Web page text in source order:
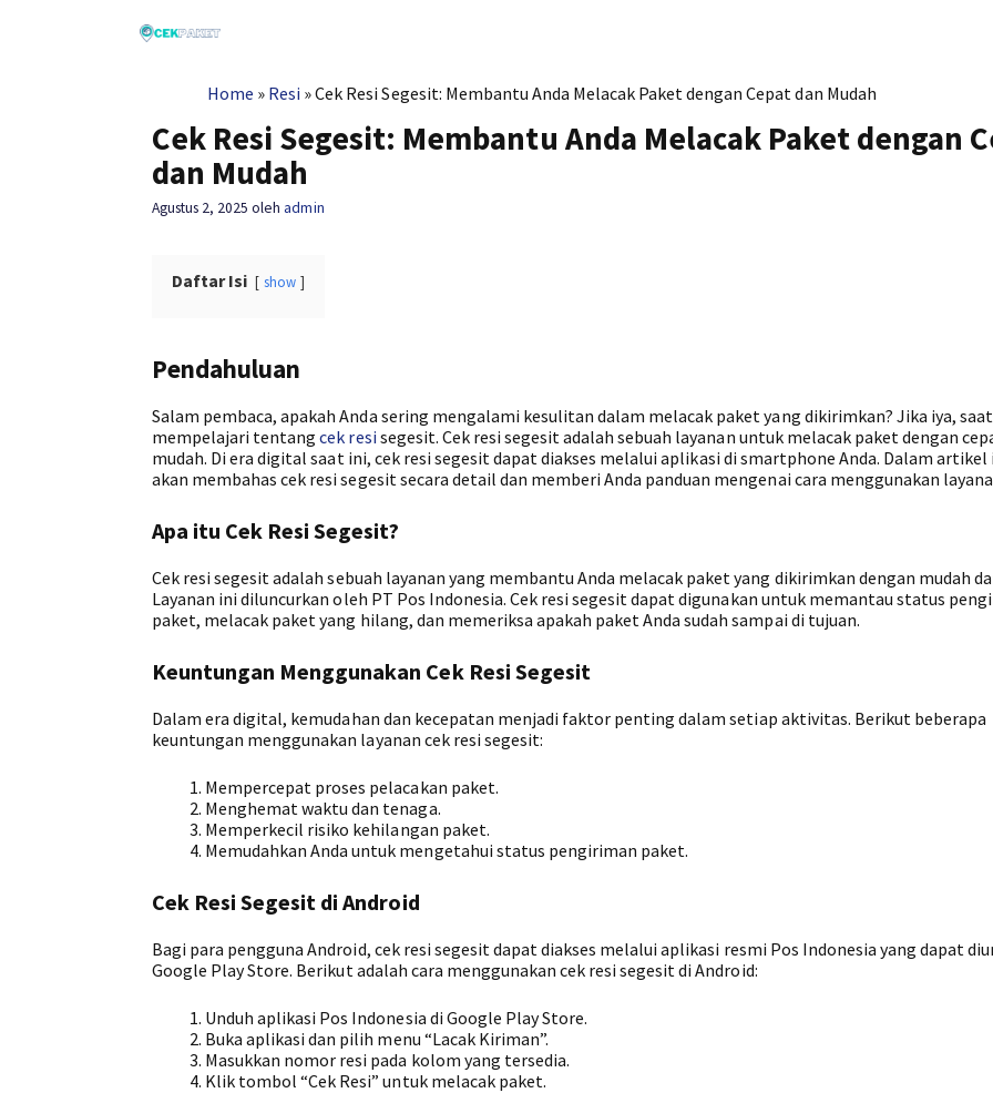
Home » Resi »Cek Resi Segesit: Membantu Anda Melacak Paket dengan Cepat dan Mudah
Cek Resi Segesit: Membantu Anda Melacak Paket dengan
dan Mudah
Agustus 2, 2025 oleh admin
Daftar Isi show
Pendahuluan
Salam pembaca, apakah Anda sering mengalami kesulitan dalam melacak paket yang dikirimkan? Jika iya,
mempelajari tentangcek resi segesit. Cek resi segesit adalah sebuah layanan untuk melacak paket dengan
mudah. Di era digital saat ini, cek resi segesit dapat diakses melalui aplikasi di smartphone Anda. Dalam artikel
akan membahas cek resi segesit secara detail dan memberi Anda panduan mengenai cara menggunakan
Apa itu Cek Resi Segesit?
Cek resi segesit adalah sebuah layanan yang membantu Anda melacak paket yang dikirimkan dengan mudah
Layanan ini diluncurkan oleh PT Pos Indonesia. Cek resi segesit dapat digunakan untuk memantau status
paket, melacak paket yang hilang, dan memeriksa apakah paket Anda sudah sampai di tujuan.
Keuntungan Menggunakan Cek Resi Segesit
Dalam era digital, kemudahan dan kecepatan menjadi faktor penting dalam setiap aktivitas. Berikut beberapa
keuntungan menggunakan layanan cek resi segesit:
Mempercepat proses pelacakan paket.
Menghemat waktu dan tenaga.
Memperkecil risiko kehilangan paket.
Memudahkan Anda untuk mengetahui status pengiriman paket.
Cek Resi Segesit di Android
Bagi para pengguna Android, cek resi segesit dapat diakses melalui aplikasi resmi Pos Indonesia yang dapat
Google Play Store. Berikut adalah cara menggunakan cek resi segesit di Android:
Unduh aplikasi Pos Indonesia di Google Play Store.
Buka aplikasi dan pilih menu “Lacak Kiriman”.
Masukkan nomor resi pada kolom yang tersedia.
Klik tombol “Cek Resi” untuk melacak paket.